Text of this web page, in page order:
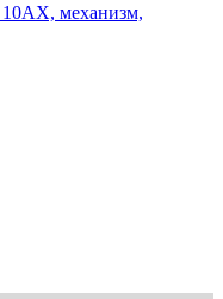
10АХ, механизм,